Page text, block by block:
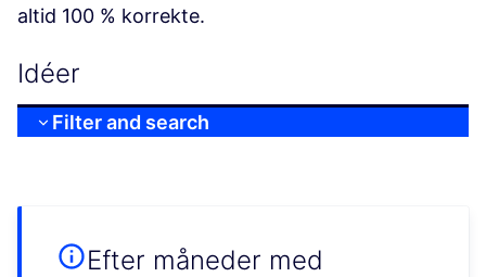
altid 100 % korrekte.
Idéer
Filter and search
Efter måneder med